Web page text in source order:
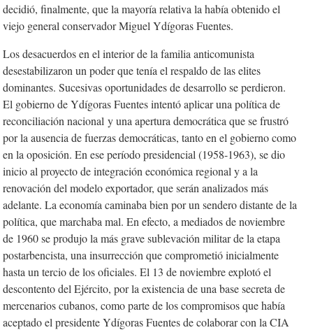
decidió, finalmente, que la mayoría relativa la había obtenido el
viejo general conservador Miguel Ydígoras Fuentes.
Los desacuerdos en el interior de la familia anticomunista
desestabilizaron un poder que tenía el respaldo de las elites
dominantes. Sucesivas oportunidades de desarrollo se perdieron.
El gobierno de Ydígoras Fuentes intentó aplicar una política de
reconciliación nacional y una apertura democrática que se frustró
por la ausencia de fuerzas democráticas, tanto en el gobierno como
en la oposición. En ese período presidencial (1958-1963), se dio
inicio al proyecto de integración económica regional y a la
renovación del modelo exportador, que serán analizados más
adelante. La economía caminaba bien por un sendero distante de la
política, que marchaba mal. En efecto, a mediados de noviembre
de 1960 se produjo la más grave sublevación militar de la etapa
postarbencista, una insurrección que comprometió inicialmente
hasta un tercio de los oficiales. El 13 de noviembre explotó el
descontento del Ejército, por la existencia de una base secreta de
mercenarios cubanos, como parte de los compromisos que había
aceptado el presidente Ydígoras Fuentes de colaborar con la CIA